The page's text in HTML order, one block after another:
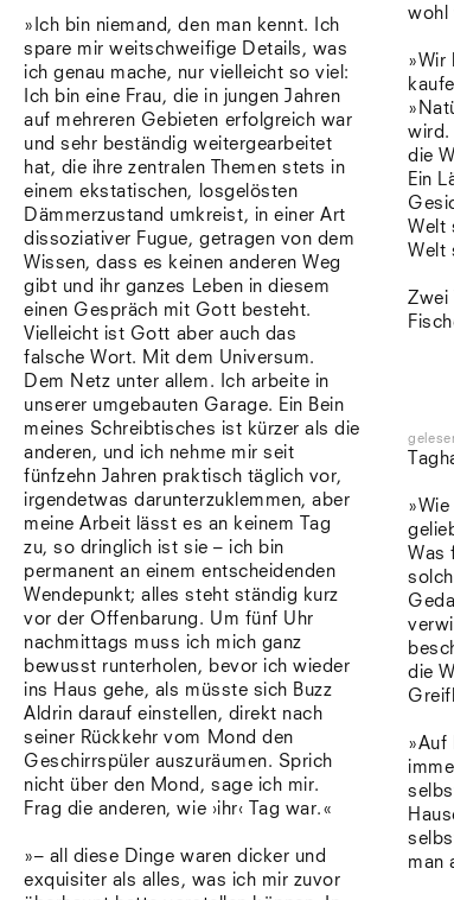
wohl
»Wir
wird.
die
Ein
Welt
Welt
Zwei
»Ich bin niemand, den man kennt. Ich
spare mir weitschweifige Details, was
ich genau mache, nur vielleicht so viel:
Ich bin eine Frau, die in jungen Jahren
auf mehreren Gebieten erfolgreich war
und sehr beständig weitergearbeitet
hat, die ihre zentralen Themen stets in
einem ekstatischen, losgelösten
Dämmerzustand umkreist, in einer Art
dissoziativer Fugue, getragen von dem
Wissen, dass es keinen anderen Weg
gibt und ihr ganzes Leben in diesem
einen Gespräch mit Gott besteht.
Vielleicht ist Gott aber auch das
falsche Wort. Mit dem Universum.
Dem Netz unter allem. Ich arbeite in
unserer umgebauten Garage. Ein Bein
meines Schreibtisches ist kürzer als die
anderen, und ich nehme mir seit
fünfzehn Jahren praktisch täglich vor,
irgendetwas darunterzuklemmen, aber
meine Arbeit lässt es an keinem Tag
zu, so dringlich ist sie – ich bin
permanent an einem entscheidenden
Wendepunkt; alles steht ständig kurz
vor der Offenbarung. Um fünf Uhr
nachmittags muss ich mich ganz
bewusst runterholen, bevor ich wieder
ins Haus gehe, als müsste sich Buzz
Aldrin darauf einstellen, direkt nach
seiner Rückkehr vom Mond den
Geschirrspüler auszuräumen. Sprich
nicht über den Mond, sage ich mir.
Frag die anderen, wie ›ihr‹ Tag war.«
»– all diese Dinge waren dicker und
exquisiter als alles, was ich mir zuvor
Was
die
»Auf
man